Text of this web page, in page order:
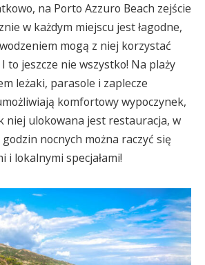
na Porto Azzuro Beach zejście
w każdym miejscu jest łagodne,
mogą z niej korzystać
to jeszcze nie wszystko! Na plaży
leżaki, parasole i zaplecze
komfortowy wypoczynek,
niej ulokowana jest restauracja, w
nocnych można raczyć się
i lokalnymi specjałami!